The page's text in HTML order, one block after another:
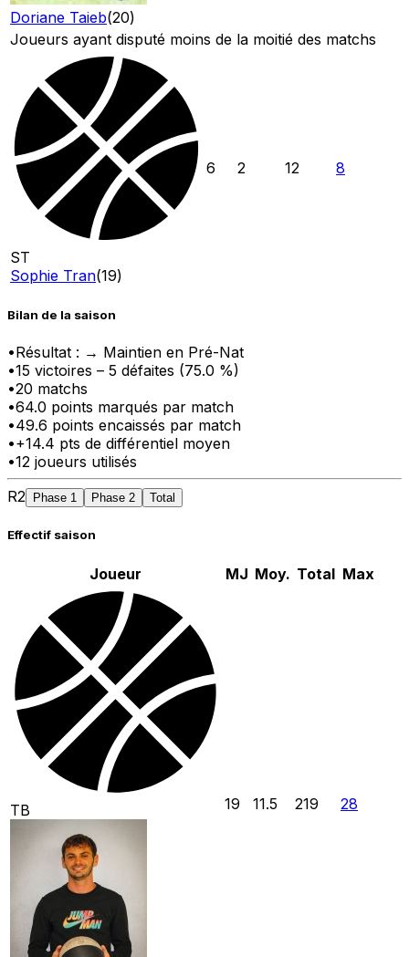
Doriane Taieb(20)
Joueurs ayant disputé moins de la moitié des matchs
ST
Sophie Tran(19)
6 2 12 8
Bilan de la saison
•Résultat : → Maintien en Pré-Nat
•15 victoires – 5 défaites (75.0 %)
•20 matchs
•64.0 points marqués par match
•49.6 points encaissés par match
•+14.4 pts de différentiel moyen
•12 joueurs utilisés
R2
Phase 1 Phase 2 Total
Effectif saison
Joueur MJ Moy. Total Max
TB 19 11.5 219 28